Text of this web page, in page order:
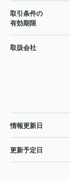
取引条件の
有効期限
取扱会社
情報更新日
更新予定日